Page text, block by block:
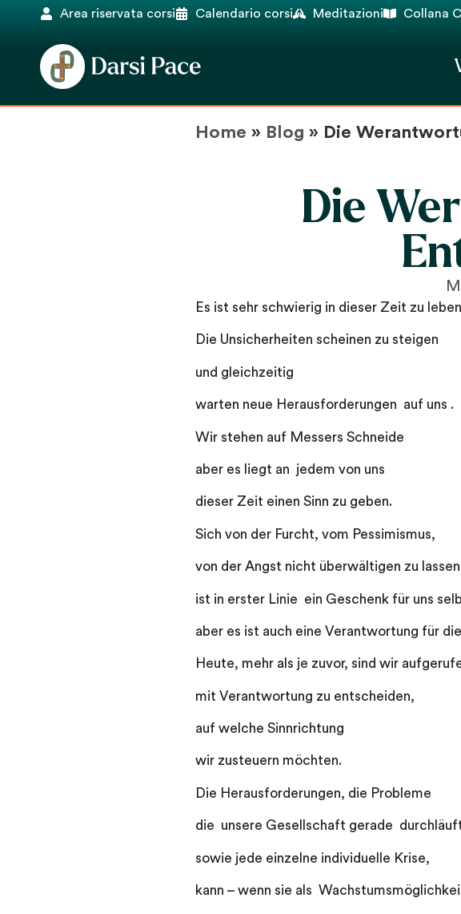
Area riservata corsi Calendario corsi Meditazioni Collana
Home » Blog » Die
Die
Es ist sehr schwierig in dieser Zeit zu
Die Unsicherheiten scheinen zu steigen
und gleichzeitig
warten neue Herausforderungen auf uns .
Wir stehen auf Messers Schneide
aber es liegt an jedem von uns
dieser Zeit einen Sinn zu geben.
Sich von der Furcht, vom Pessimismus,
von der Angst nicht überwältigen zu
ist in erster Linie ein Geschenk für uns
aber es ist auch eine Verantwortung für
Heute, mehr als je zuvor, sind wir
mit Verantwortung zu entscheiden,
auf welche Sinnrichtung
wir zusteuern möchten.
Die Herausforderungen, die Probleme
die unsere Gesellschaft gerade
sowie jede einzelne individuelle Krise,
kann – wenn sie als